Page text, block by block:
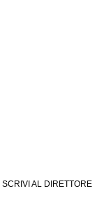
SCRIVI AL DIRETTORE